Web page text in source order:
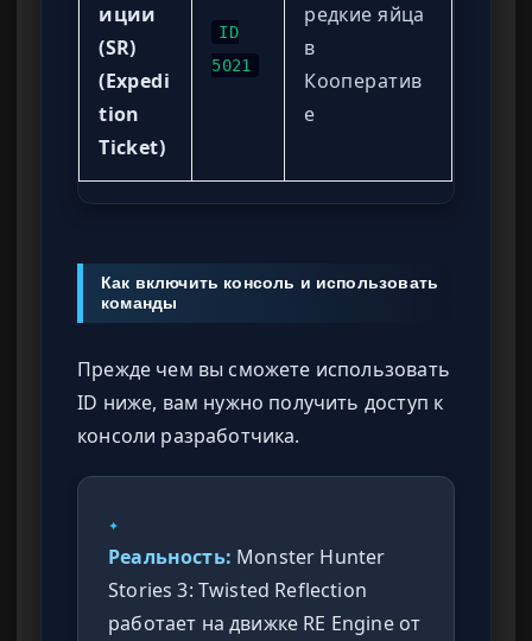
иции
(SR)
(Expedi
tion
Ticket)
ID
5021
редкие яйца
в
Кооператив
е
Как включить консоль и использовать
команды
Прежде чем вы сможете использовать
ID ниже, вам нужно получить доступ к
консоли разработчика.
✦
Реальность: Monster Hunter
Stories 3: Twisted Reflection
работает на движке RE Engine от